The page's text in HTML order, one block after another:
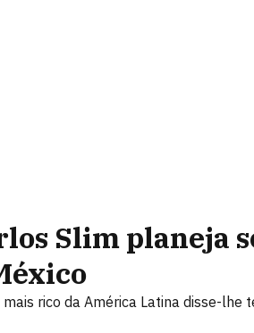
Slim planeja
rico da América Latina disse-